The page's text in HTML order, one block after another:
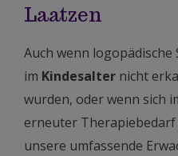
Laatzen
Auch wenn logopädische
im Kindesalter nicht
wurden, oder wenn sich
erneuter
unsere umfassende